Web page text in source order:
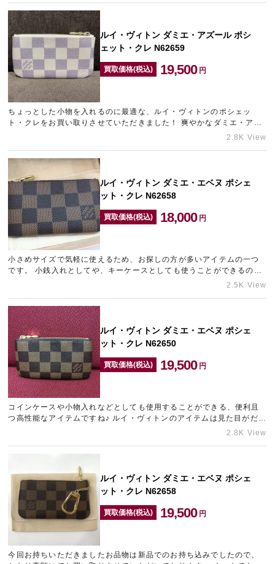
ルイ・ヴィトン ダミエ・アズール ポシ
ェット・クレ N62659
買取価格(税込) 19,500 円
ちょっとした小物を入れるのに最適な、ルイ・ヴィトンのポシェッ
ト・クレをお買い取りさせていただきました！ 爽やかなダミエ・アズ
ールのキャンバスが、周りの人と差をつけること間違いなしの人気ア
2.8K View
ルイ・ヴィトン ダミエ・エベヌ ポシェ
ット・クレ N62658
買取価格(税込) 18,000 円
小さめサイズで気軽に使えるため、お探しの方が多いアイテムの一つ
です。 小銭入れとしてや、キーケースとしても使うことができるので
小さいバッグとの相性が良いアイテムですよね★ 長財布を持ってい
2.5K View
ルイ・ヴィトン ダミエ・エベヌ ポシェ
ット・クレ N62650
買取価格(税込) 19,500 円
コインケースや小物入れなどとしても使用することができる、便利且
つ高性能なアイテムですね♪ ルイ・ヴィトンのアイテムは見た目がだけ
でなく機能性にも優れているのも人気の理由となっております。 …
2.8K View
ルイ・ヴィトン ダミエ・エベヌ ポシェ
ット・クレ N62658
買取価格(税込) 19,500 円
今回お持ちいただきましたお品物は新品でのお持ち込みでしたので、